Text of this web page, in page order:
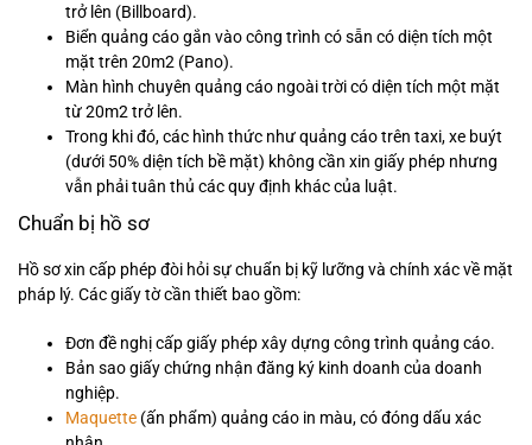
trở lên (Billboard).
Biển quảng cáo gắn vào công trình có sẵn có diện tích một
mặt trên 20m2 (Pano).
Màn hình chuyên quảng cáo ngoài trời có diện tích một mặt
từ 20m2 trở lên.
Trong khi đó, các hình thức như quảng cáo trên taxi, xe buýt
(dưới 50% diện tích bề mặt) không cần xin giấy phép nhưng
vẫn phải tuân thủ các quy định khác của luật.
Chuẩn bị hồ sơ
Hồ sơ xin cấp phép đòi hỏi sự chuẩn bị kỹ lưỡng và chính xác về mặt
pháp lý. Các giấy tờ cần thiết bao gồm:
Đơn đề nghị cấp giấy phép xây dựng công trình quảng cáo.
Bản sao giấy chứng nhận đăng ký kinh doanh của doanh
nghiệp.
Maquette (ấn phẩm) quảng cáo in màu, có đóng dấu xác